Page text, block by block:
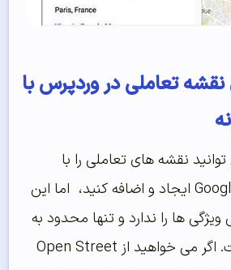
نقشه تعاملی در وردپرس با
نقشه های تعاملی را با
استفاده از Google Maps ایجاد و اضافه کنید، اما این
ها را ندارد و تنها محدود به
Google Maps است. اگر می خواهید از Open Street